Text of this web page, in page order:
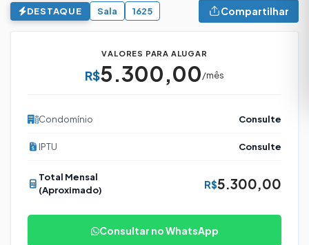
DESTAQUE Sala 1625 Compartilhar
VALORES PARA ALUGAR
R$5.300,00/mês
Condomínio Consulte
IPTU Consulte
Total Mensal
(Aproximado)
R$5.300,00
Consultar no WhatsApp